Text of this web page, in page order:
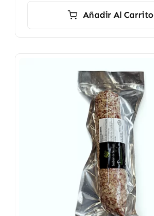
Añadir Al Carrito